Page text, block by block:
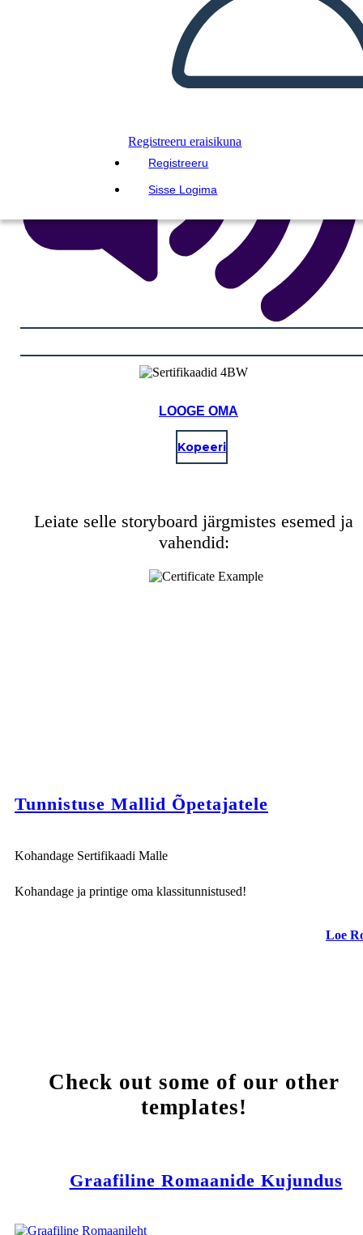
Registreeru eraisikuna
Registreeru
Sisse Logima
LOOGE OMA
Kopeeri
Leiate selle storyboard järgmistes esemed ja
vahendid:
Tunnistuse Mallid Õpetajatele
Kohandage Sertifikaadi Malle
Kohandage ja printige oma klassitunnistused!
Loe
Check out some of our other
templates!
Graafiline Romaanide Kujundus